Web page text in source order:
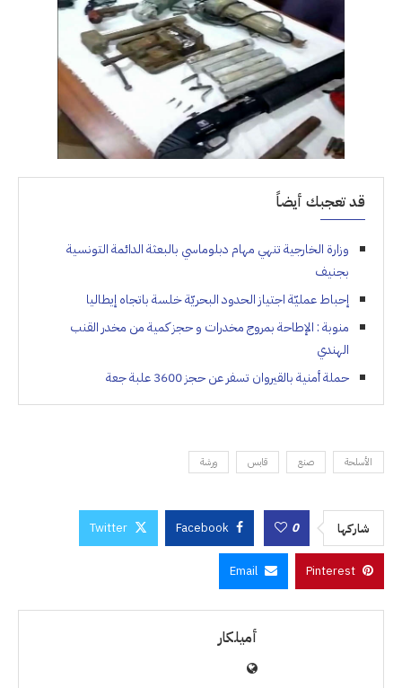
قد تعجبك أيضاً
وزارة الخارجية تنهي مهام دبلوماسي بالبعثة الدائمة التونسية
بجنيف
إحباط عمليّة اجتياز الحدود البحريّة خلسة باتجاه إيطاليا
منوبة : الإطاحة بمروج مخدرات و حجز كمية من مخدر القنب
الهندي
حملة أمنية بالقيروان تسفر عن حجز 3600 علبة جعة
الأسلحة صنع قابس ورشة
شاركها 0
Facebook
Twitter
Pinterest
Email
أميلكار